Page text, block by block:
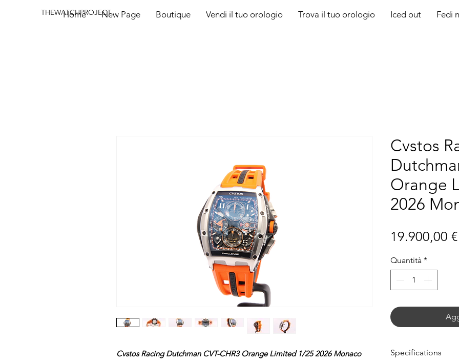
THEWATCHPROJECT
Home New Page Boutique Vendi il tuo orologio Trova il tuo orologio Iced out Fedi
Cvstos Racing Dutchman CVT-CHR3 Orange Limited 1/25 2026 Monaco
Cvstos
Orange
2026
19.900,00 €
Quantità *
Specifications